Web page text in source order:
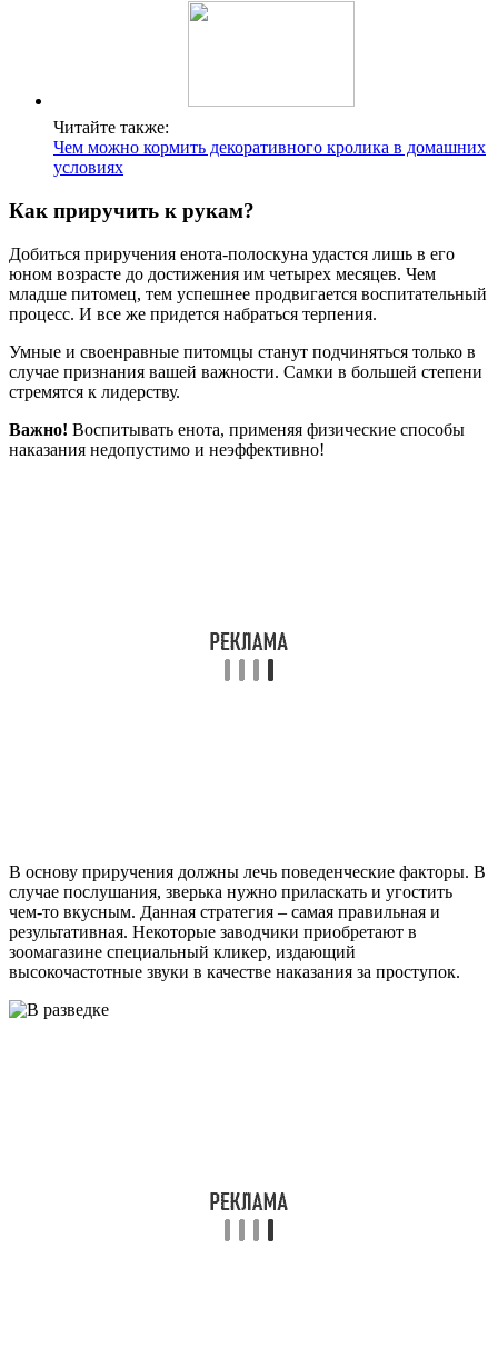
Читайте также:
Чем можно кормить декоративного кролика в домашних
условиях
Как приручить к рукам?
Добиться приручения енота-полоскуна удастся лишь в его
юном возрасте до достижения им четырех месяцев. Чем
младше питомец, тем успешнее продвигается воспитательный
процесс. И все же придется набраться терпения.
Умные и своенравные питомцы станут подчиняться только в
случае признания вашей важности. Самки в большей степени
стремятся к лидерству.
Важно! Воспитывать енота, применяя физические способы
наказания недопустимо и неэффективно!
В основу приручения должны лечь поведенческие факторы. В
случае послушания, зверька нужно приласкать и угостить
чем-то вкусным. Данная стратегия – самая правильная и
результативная. Некоторые заводчики приобретают в
зоомагазине специальный кликер, издающий
высокочастотные звуки в качестве наказания за проступок.